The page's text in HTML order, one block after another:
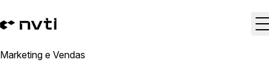
Marketing e Vendas